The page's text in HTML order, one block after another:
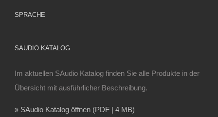
SPRACHE
SAUDIO KATALOG
Im aktuellen SAudio Katalog finden Sie alle Produkte in der
Übersicht mit ausführlicher Beschreibung.
» SAudio Katalog öffnen (PDF | 4 MB)